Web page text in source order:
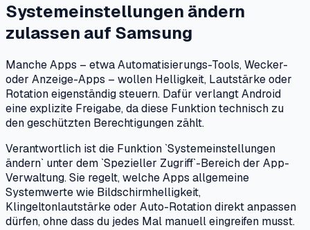
Systemeinstellungen ändern
zulassen auf Samsung
Manche Apps – etwa Automatisierungs-Tools, Wecker-
oder Anzeige-Apps – wollen Helligkeit, Lautstärke oder
Rotation eigenständig steuern. Dafür verlangt Android
eine explizite Freigabe, da diese Funktion technisch zu
den geschützten Berechtigungen zählt.
Verantwortlich ist die Funktion `Systemeinstellungen
ändern` unter dem `Spezieller Zugriff`-Bereich der App-
Verwaltung. Sie regelt, welche Apps allgemeine
Systemwerte wie Bildschirmhelligkeit,
Klingeltonlautstärke oder Auto-Rotation direkt anpassen
dürfen, ohne dass du jedes Mal manuell eingreifen musst.